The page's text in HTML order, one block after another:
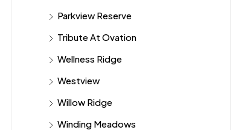
Parkview Reserve
Tribute At Ovation
Wellness Ridge
Westview
Willow Ridge
Winding Meadows